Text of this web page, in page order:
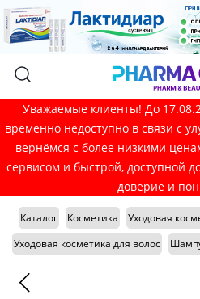
Уважаемые клиенты! До
временно недоступно в связи с
вернёмся с более низкими
сервисом и быстрой, доступной
доверие и
Каталог Косметика
Уходовая
Уходовая косметика для волос